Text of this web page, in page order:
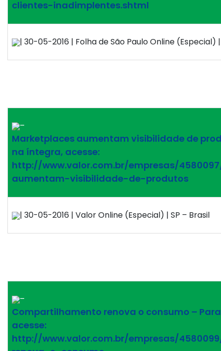
clientes-inadimplentes.shtml
| 30-05-2016 | Folha de São Paulo Online (Especial) |
–
Marketplaces aumentam visibilidade de
na íntegra, acesse:
http://www.valor.com.br/empresas/
aumentam-visibilidade-de-produtos
| 30-05-2016 | Valor Online (Especial) | SP – Brasil
–
Compartilhamento renova o consumo –
acesse:
http://www.valor.com.br/empresas/